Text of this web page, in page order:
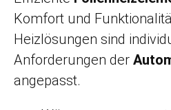
Komfort und
Heizlösungen sind
Anforderungen der
angepasst.